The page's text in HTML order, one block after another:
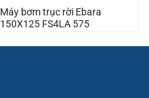
Máy bơm trục rời Ebara
150X125 FS4LA 575